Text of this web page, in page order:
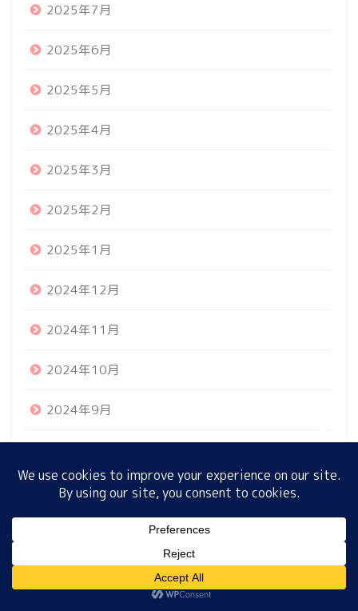
2025年7月
2025年6月
2025年5月
2025年4月
2025年3月
2025年2月
2025年1月
2024年12月
2024年11月
2024年10月
2024年9月
2024年7月
2024年5月
プロフィール サイトマップ